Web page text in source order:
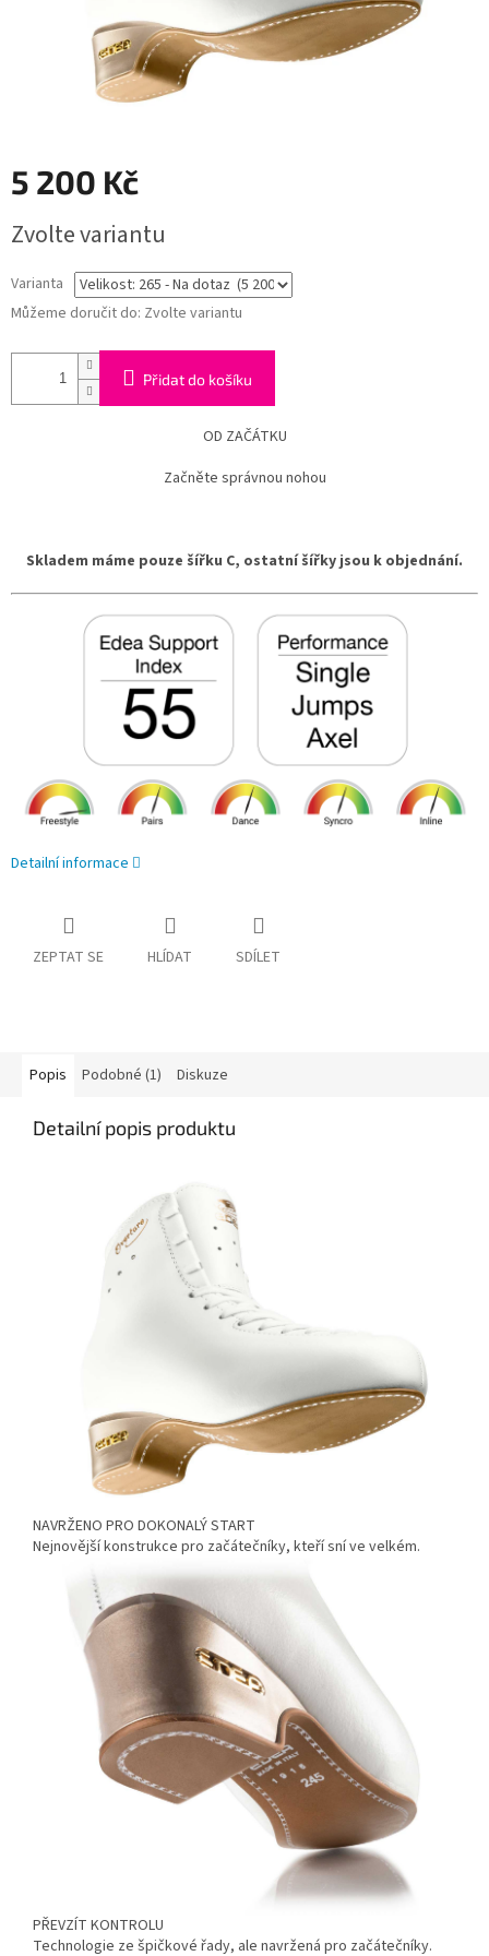
5 200 Kč
cena:
Zvolte variantu
Varianta
Můžeme doručit do: Zvolte variantu
Přidat do košíku
OD ZAČÁTKU
Začněte správnou nohou
Skladem máme pouze šířku C, ostatní šířky jsou k objednání.
Detailní informace
ZEPTAT SE HLÍDAT SDÍLET
Popis Podobné (1) Diskuze
Detailní popis produktu
NAVRŽENO PRO DOKONALÝ START
Nejnovější konstrukce pro začátečníky, kteří sní ve velkém.
PŘEVZÍT KONTROLU
Technologie ze špičkové řady, ale navržená pro začátečníky.